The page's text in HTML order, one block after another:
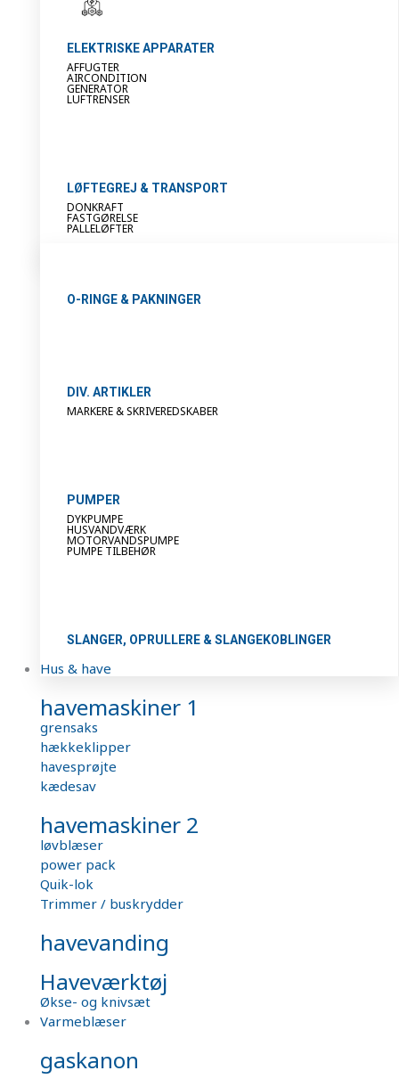
ELEKTRISKE APPARATER
AFFUGTER
AIRCONDITION
GENERATOR
LUFTRENSER
LØFTEGREJ & TRANSPORT
DONKRAFT
FASTGØRELSE
PALLELØFTER
O-RINGE & PAKNINGER
DIV. ARTIKLER
MARKERE & SKRIVEREDSKABER
PUMPER
DYKPUMPE
HUSVANDVÆRK
MOTORVANDSPUMPE
PUMPE TILBEHØR
SLANGER, OPRULLERE & SLANGEKOBLINGER
Hus & have
havemaskiner 1
grensaks
hækkeklipper
havesprøjte
kædesav
havemaskiner 2
løvblæser
power pack
Quik-lok
Trimmer / buskrydder
havevanding
Haveværktøj
Økse- og knivsæt
Varmeblæser
gaskanon